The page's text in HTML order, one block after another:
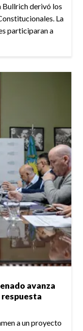
Bullrich derivó los
La
participaran a
avanza
a un proyecto